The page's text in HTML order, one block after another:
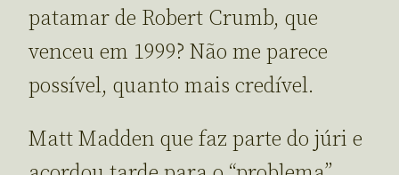
patamar de Robert Crumb, que
venceu em 1999? Não me parece
possível, quanto mais credível.
Matt Madden que faz parte do júri e